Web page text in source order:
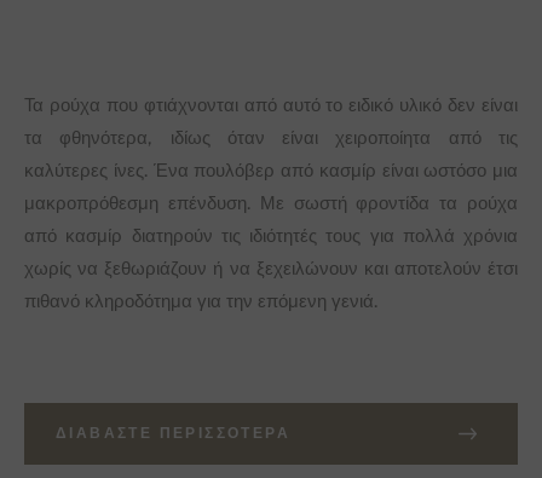
Τα ρούχα που φτιάχνονται από αυτό το ειδικό υλικό δεν είναι
τα φθηνότερα, ιδίως όταν είναι χειροποίητα από τις
καλύτερες ίνες. Ένα πουλόβερ από κασμίρ είναι ωστόσο μια
μακροπρόθεσμη επένδυση. Με σωστή φροντίδα τα ρούχα
από κασμίρ διατηρούν τις ιδιότητές τους για πολλά χρόνια
χωρίς να ξεθωριάζουν ή να ξεχειλώνουν και αποτελούν έτσι
πιθανό κληροδότημα για την επόμενη γενιά.
ΔΙΑΒΆΣΤΕ ΠΕΡΙΣΣΌΤΕΡΑ